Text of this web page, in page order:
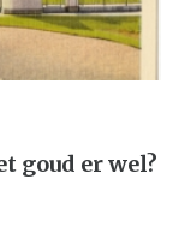
goud er wel?